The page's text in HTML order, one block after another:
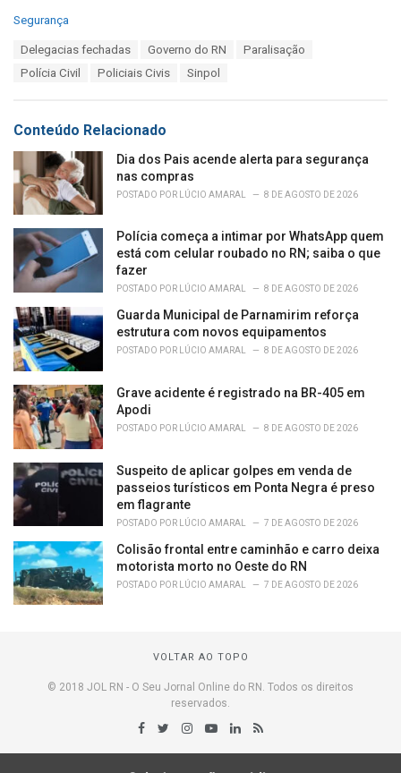
C
i
:
Segurança
Delegacias fechadas Governo do RN
Paralisação
Polícia Civil
Policiais Civis Sinpol
Conteúdo Relacionado
Dia dos Pais acende alerta para segurança
nas compras
POSTADO POR LÚCIO AMARAL 8 DE AGOSTO DE 2026
Polícia começa a intimar por WhatsApp quem
está com celular roubado no RN; saiba o que
fazer
POSTADO POR LÚCIO AMARAL 8 DE AGOSTO DE 2026
Guarda Municipal de Parnamirim reforça
estrutura com novos equipamentos
POSTADO POR LÚCIO AMARAL 8 DE AGOSTO DE 2026
Grave acidente é registrado na BR-405 em
Apodi
POSTADO POR LÚCIO AMARAL 8 DE AGOSTO DE 2026
Suspeito de aplicar golpes em venda de
passeios turísticos em Ponta Negra é preso
em flagrante
POSTADO POR LÚCIO AMARAL 7 DE AGOSTO DE 2026
Colisão frontal entre caminhão e carro deixa
motorista morto no Oeste do RN
POSTADO POR LÚCIO AMARAL 7 DE AGOSTO DE 2026
VOLTAR AO TOPO
© 2018 JOL RN - O Seu Jornal Online do RN. Todos os direitos
reservados.